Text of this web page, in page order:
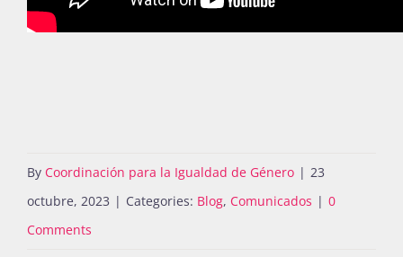
By Coordinación para la Igualdad de Género | 23
octubre, 2023 | Categories: Blog, Comunicados | 0
Comments